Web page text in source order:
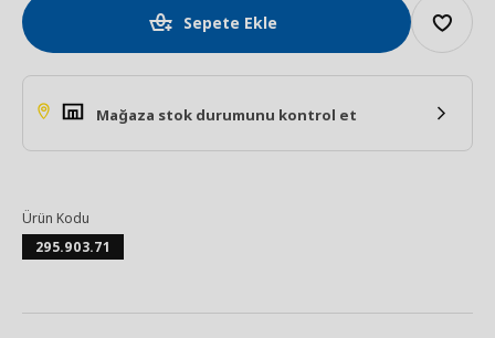
Sepete Ekle
Mağaza stok durumunu kontrol et
Ürün Kodu
295.903.71